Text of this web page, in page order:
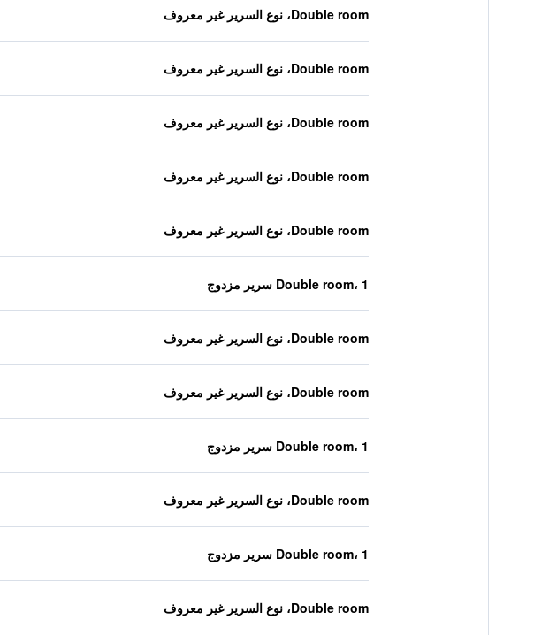
Double room، نوع السرير غير معروف
Double room، نوع السرير غير معروف
Double room، نوع السرير غير معروف
Double room، نوع السرير غير معروف
Double room، نوع السرير غير معروف
Double room، 1 سرير مزدوج
Double room، نوع السرير غير معروف
Double room، نوع السرير غير معروف
Double room، 1 سرير مزدوج
Double room، نوع السرير غير معروف
Double room، 1 سرير مزدوج
Double room، نوع السرير غير معروف